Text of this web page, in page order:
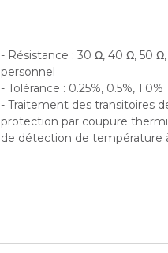
- Résistance : 30 Ω, 40 Ω, 50
personnel
- Tolérance : 0.25%, 0.5%, 1.0%
- Traitement des transitoires
protection par coupure
de détection de température